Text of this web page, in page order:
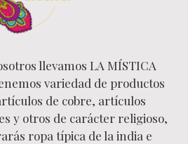
llevamos LA MÍSTICA
variedad de productos
de cobre, artículos
y otros de carácter religioso,
ropa típica de la india e